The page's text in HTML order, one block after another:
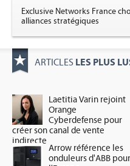
Exclusive Networks France
alliances stratégiques
ARTICLES LES PLUS
Laetitia Varin rejoint
Orange
Cyberdefense pour
créer son canal de vente
indirecte
Arrow référence les
onduleurs d'ABB pour